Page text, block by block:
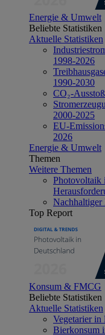
Energie & Umwelt
Beliebte Statistiken
Aktuelle Statistiken
1998-2026
1990-2030
CO₂-
2000-2025
EU-
2026
Energie & Umwelt
Themen
Weitere Themen
Photovoltaik
Nachhaltiger
Top Report
Konsum & FMCG
Beliebte Statistiken
Aktuelle Statistiken
Vegetarier in
Bierkonsum